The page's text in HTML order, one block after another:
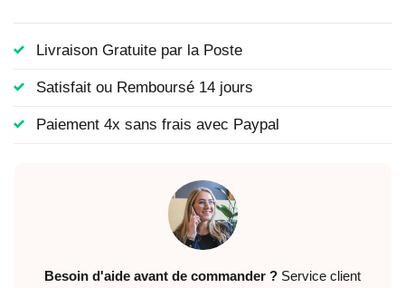
Livraison Gratuite par la Poste
Satisfait ou Remboursé 14 jours
Paiement 4x sans frais avec Paypal
Besoin d'aide avant de commander ? Service client